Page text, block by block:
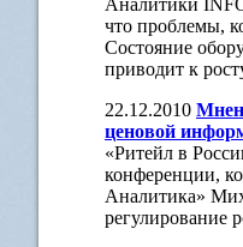
Аналитики
что проблемы,
Состояние
приводит к
22.12.2010
ценовой
«Ритейл в
конференции,
Аналитика»
регулирование